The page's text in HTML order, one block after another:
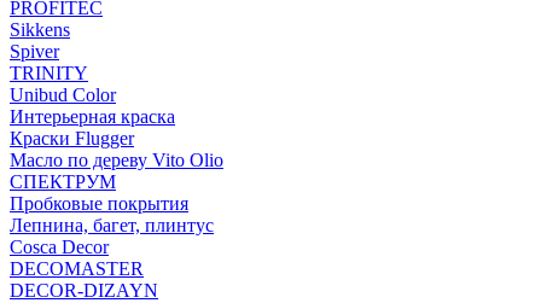
PROFITEC
Sikkens
Spiver
TRINITY
Unibud Color
Интерьерная краска
Краски Flugger
Масло по дереву Vito Olio
СПЕКТРУМ
Пробковые покрытия
Лепнина, багет, плинтус
Cosca Decor
DECOMASTER
DECOR-DIZAYN